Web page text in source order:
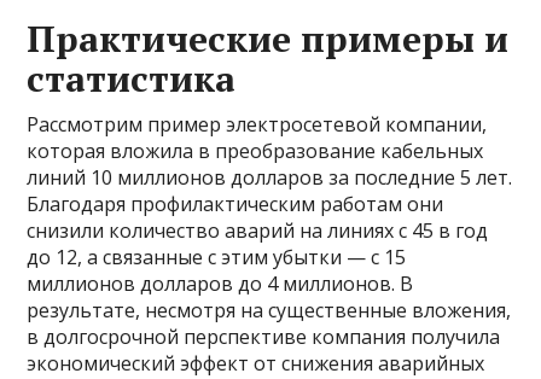
Практические примеры и
статистика
Рассмотрим пример электросетевой компании,
которая вложила в преобразование кабельных
линий 10 миллионов долларов за последние 5 лет.
Благодаря профилактическим работам они
снизили количество аварий на линиях с 45 в год
до 12, а связанные с этим убытки — с 15
миллионов долларов до 4 миллионов. В
результате, несмотря на существенные вложения,
в долгосрочной перспективе компания получила
экономический эффект от снижения аварийных